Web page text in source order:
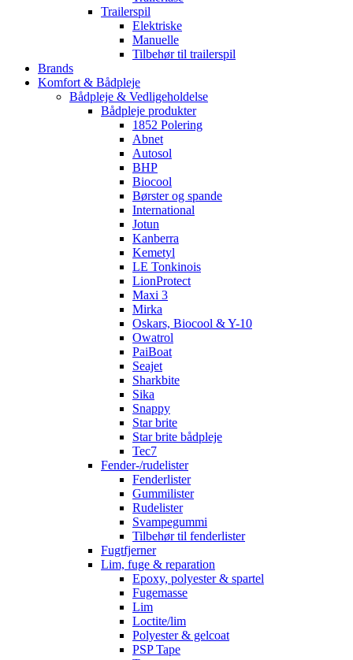
Trailerspil
Elektriske
Manuelle
Tilbehør til trailerspil
Brands
Komfort & Bådpleje
Bådpleje & Vedligeholdelse
Bådpleje produkter
1852 Polering
Abnet
Autosol
BHP
Biocool
Børster og spande
International
Jotun
Kanberra
Kemetyl
LE Tonkinois
LionProtect
Maxi 3
Mirka
Oskars, Biocool & Y-10
Owatrol
PaiBoat
Seajet
Sharkbite
Sika
Snappy
Star brite
Star brite bådpleje
Tec7
Fender-/rudelister
Fenderlister
Gummilister
Rudelister
Svampegummi
Tilbehør til fenderlister
Fugtfjerner
Lim, fuge & reparation
Epoxy, polyester & spartel
Fugemasse
Lim
Loctite/lim
Polyester & gelcoat
PSP Tape